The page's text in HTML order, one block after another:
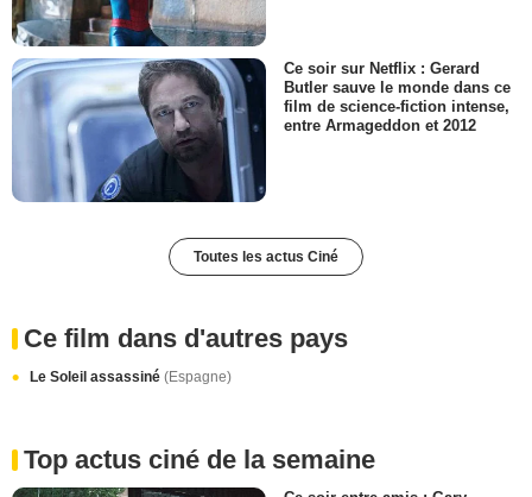
Ce soir sur Netflix : Gerard
Butler sauve le monde dans ce
film de science-fiction intense,
entre Armageddon et 2012
Toutes les actus Ciné
Ce film dans d'autres pays
Le Soleil assassiné (Espagne)
Top actus ciné de la semaine